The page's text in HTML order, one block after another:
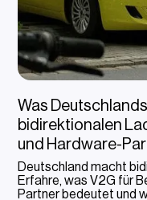
Was
bidirektionalen
und Hardware-
Deutschland macht
Erfahre, was V2G für
Partner bedeutet und